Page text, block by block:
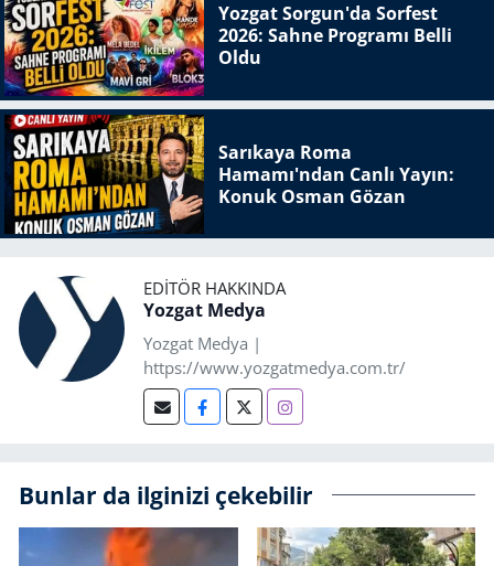
Yozgat Sorgun'da Sorfest
2026: Sahne Programı Belli
Oldu
Sarıkaya Roma
Hamamı'ndan Canlı Yayın:
Konuk Osman Gözan
EDITÖR HAKKINDA
Yozgat Medya
Yozgat Medya |
https://www.yozgatmedya.com.tr/
Bunlar da ilginizi çekebilir